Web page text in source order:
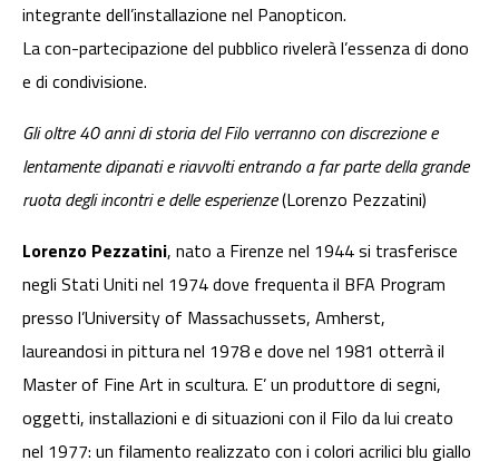
integrante dell’installazione nel Panopticon.
La con-partecipazione del pubblico rivelerà l’essenza di dono
e di condivisione.
Gli oltre 40 anni di storia del Filo verranno con discrezione e
lentamente dipanati e riavvolti entrando a far parte della grande
ruota degli incontri e delle esperienze(Lorenzo Pezzatini)
Lorenzo Pezzatini, nato a Firenze nel 1944 si trasferisce
negli Stati Uniti nel 1974 dove frequenta il BFA Program
presso l’University of Massachussets, Amherst,
laureandosi in pittura nel 1978 e dove nel 1981 otterrà il
Master of Fine Art in scultura. E’ un produttore di segni,
oggetti, installazioni e di situazioni con il Filo da lui creato
nel 1977: un filamento realizzato con i colori acrilici blu giallo